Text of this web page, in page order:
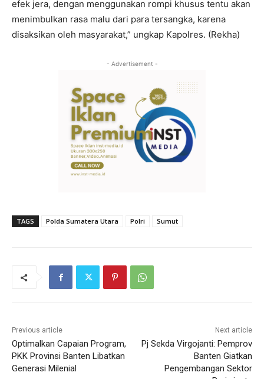
efek jera, dengan menggunakan rompi khusus tentu akan
menimbulkan rasa malu dari para tersangka, karena
disaksikan oleh masyarakat,” ungkap Kapolres. (Rekha)
- Advertisement -
TAGS Polda Sumatera Utara Polri Sumut
Previous article
Optimalkan Capaian Program,
PKK Provinsi Banten Libatkan
Generasi Milenial
Next article
Pj Sekda Virgojanti: Pemprov
Banten Giatkan
Pengembangan Sektor